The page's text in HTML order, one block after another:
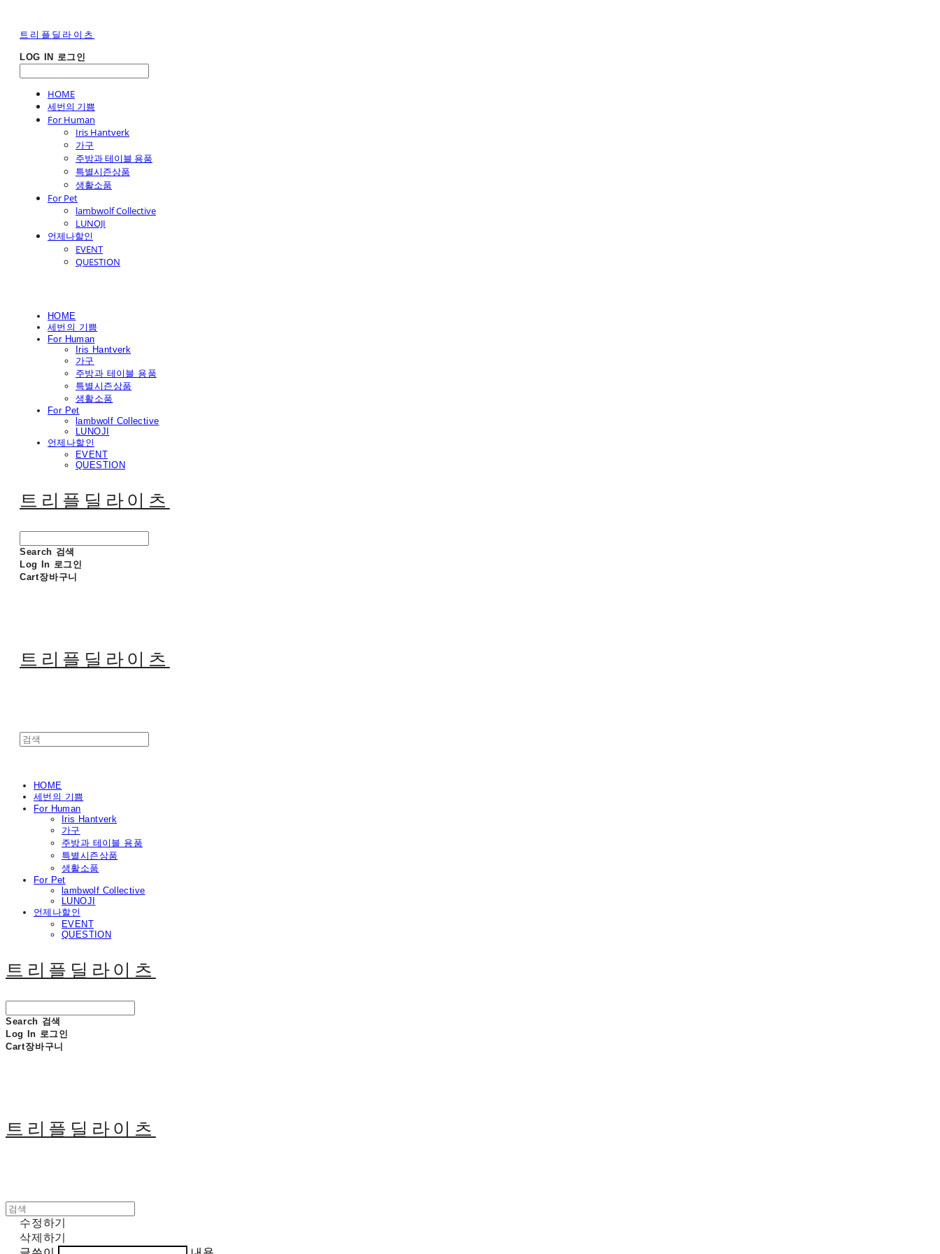
트리플딜라이츠
LOG IN 로그인
HOME
세번의 기쁨
For Human
Iris Hantverk
가구
주방과 테이블 용품
특별시즌상품
생활소품
For Pet
lambwolf Collective
LUNOJI
언제나할인
EVENT
QUESTION
HOME
세번의 기쁨
For Human
Iris Hantverk
가구
주방과 테이블 용품
특별시즌상품
생활소품
For Pet
lambwolf Collective
LUNOJI
언제나할인
EVENT
QUESTION
트리플딜라이츠
Search 검색
Log In 로그인
Cart장바구니
트리플딜라이츠
HOME
세번의 기쁨
For Human
Iris Hantverk
가구
주방과 테이블 용품
특별시즌상품
생활소품
For Pet
lambwolf Collective
LUNOJI
언제나할인
EVENT
QUESTION
트리플딜라이츠
Search 검색
Log In 로그인
Cart장바구니
트리플딜라이츠
수정하기
삭제하기